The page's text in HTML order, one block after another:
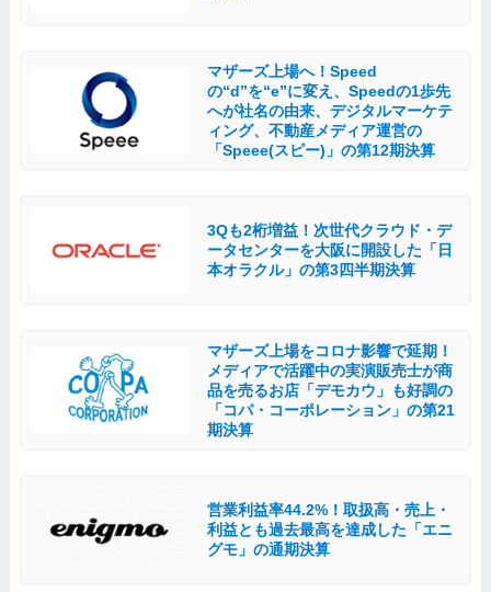
マザーズ上場へ！Speed
の“d”を“e”に変え、Speedの1歩先
へが社名の由来、デジタルマーケテ
ィング、不動産メディア運営の
「Speee(スピー)」の第12期決算
3Qも2桁増益！次世代クラウド・デ
ータセンターを大阪に開設した「日
本オラクル」の第3四半期決算
マザーズ上場をコロナ影響で延期！
メディアで活躍中の実演販売士が商
品を売るお店「デモカウ」も好調の
「コパ・コーポレーション」の第21
期決算
営業利益率44.2%！取扱高・売上・
利益とも過去最高を達成した「エニ
グモ」の通期決算